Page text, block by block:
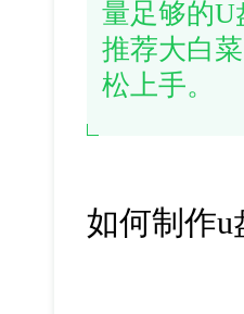
量足够的U
推荐大白
松上手。
如何制作u